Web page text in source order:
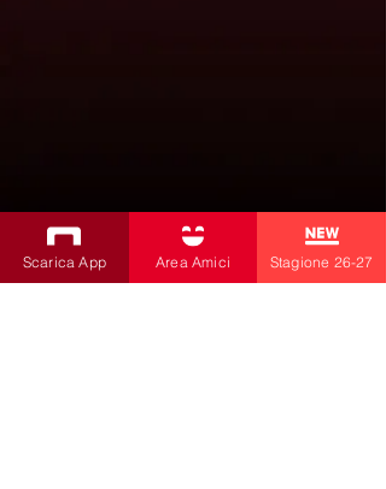
Scarica App Area Amici Stagione 26-27